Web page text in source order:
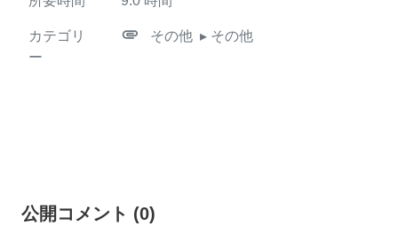
カテゴリ
ー
attachment その他 ▸ その他
公開コメント (0)